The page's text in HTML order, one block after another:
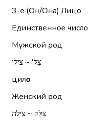
3-е (Он/Она) Лицо
Единственное число
Мужской род
צִלּוֹ ~ צילו
цило
Женский род
צִלָּהּ ~ צילה